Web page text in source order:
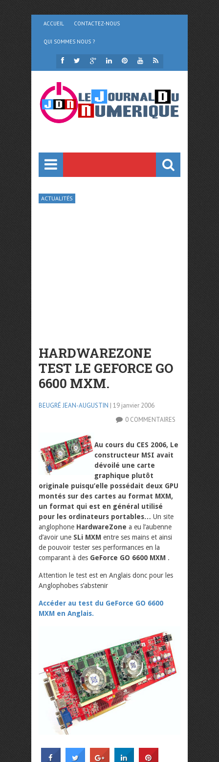
ACCUEIL CONTACTEZ-NOUS
QUI SOMMES NOUS ?
ACTUALITÉS
HARDWAREZONE
TEST LE GEFORCE GO
6600 MXM.
BEUGRÉ JEAN-AUGUSTIN | 19 janvier 2006
0 COMMENTAIRES
Au cours du CES 2006, Le
constructeur MSI avait
dévoilé une carte
graphique plutôt
originale puisqu’elle possédait deux GPU
montés sur des cartes au format MXM,
un format qui est en général utilisé
pour les ordinateurs portables… Un site
anglophone HardwareZone a eu l’aubenne
d’avoir une SLi MXM entre ses mains et ainsi
de pouvoir tester ses performances en la
comparant à des GeForce GO 6600 MXM .
Attention le test est en Anglais donc pour les
Anglophobes s’abstenir
Accéder au test du GeForce GO 6600
MXM en Anglais.